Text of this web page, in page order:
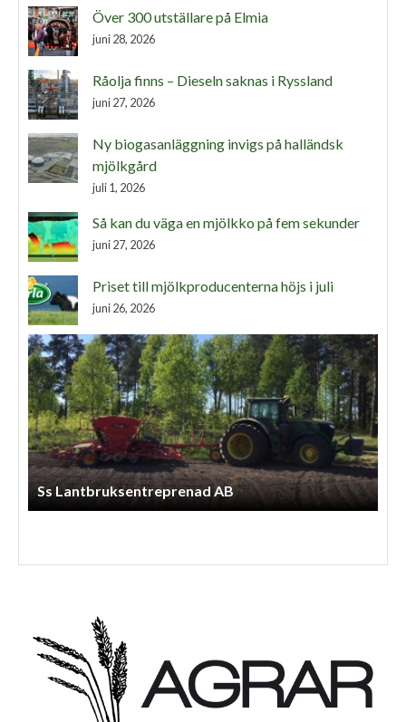
Över 300 utställare på Elmia
juni 28, 2026
Råolja finns – Dieseln saknas i Ryssland
juni 27, 2026
Ny biogasanläggning invigs på halländsk
mjölkgård
juli 1, 2026
Så kan du väga en mjölkko på fem sekunder
juni 27, 2026
Priset till mjölkproducenterna höjs i juli
juni 26, 2026
Ss Lantbruksentreprenad AB